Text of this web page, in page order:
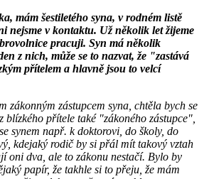
mám šestiletého syna, v rodném listě
nejsme v kontaktu. Už několik let žijeme
pracuji. Syn má několik
z nich, může se to nazvat, že "zastává
přítelem a hlavně jsou to velcí
zákonným zástupcem syna, chtěla bych se
blízkého přítele také "zákoného zástupce",
synem např. k doktorovi, do školy, do
kdejaký rodič by si přál mít takový vztah
oni dva, ale to zákonu nestačí. Bylo by
papír, že takhle si to přeju, že mám